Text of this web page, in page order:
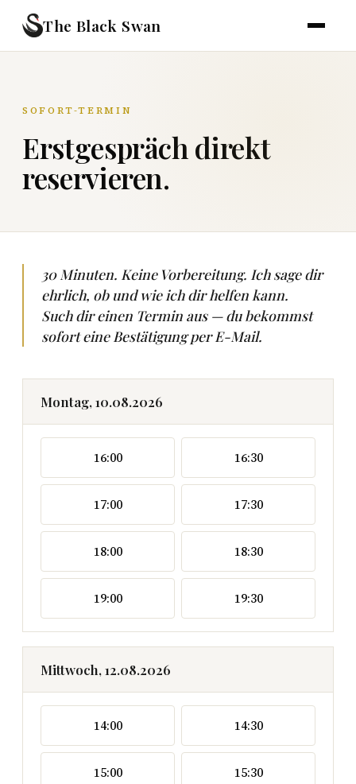
The Black Swan
SOFORT-TERMIN
Erstgespräch direkt
reservieren.
30 Minuten. Keine Vorbereitung. Ich sage dir
ehrlich, ob und wie ich dir helfen kann.
Such dir einen Termin aus — du bekommst
sofort eine Bestätigung per E-Mail.
Montag, 10.08.2026
16:00 16:30
17:00 17:30
18:00 18:30
19:00 19:30
Mittwoch, 12.08.2026
14:00 14:30
15:00 15:30